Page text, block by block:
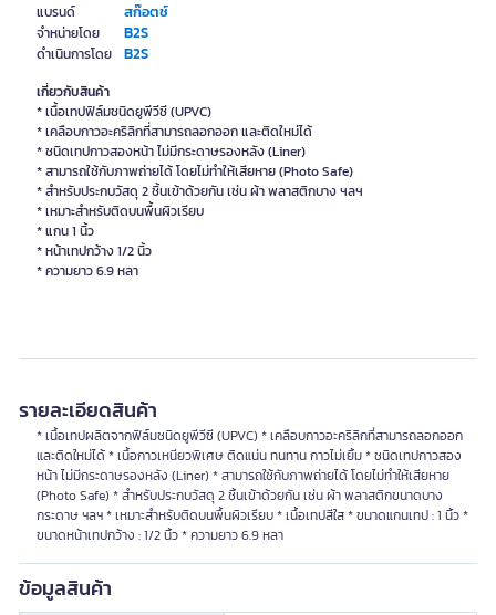
แบรนด์ สก๊อตช์
จำหน่ายโดย B2S
ดำเนินการโดย B2S
เกี่ยวกับสินค้า
* เนื้อเทปฟิล์มชนิดยูพีวีซี (UPVC)
* เคลือบกาวอะคริลิกที่สามารถลอกออก และติดใหม่ได้
* ชนิดเทปกาวสองหน้า ไม่มีกระดาษรองหลัง (Liner)
* สามารถใช้กับภาพถ่ายได้ โดยไม่ทำให้เสียหาย (Photo Safe)
* สำหรับประกบวัสดุ 2 ชิ้นเข้าด้วยกัน เช่น ผ้า พลาสติกบาง ฯลฯ
* เหมาะสำหรับติดบนพื้นผิวเรียบ
* แกน 1 นิ้ว
* หน้าเทปกว้าง 1/2 นิ้ว
รายละเอียดสินค้า
* เนื้อเทปผลิตจากฟิล์มชนิดยูพีวีซี (UPVC) * เคลือบกาวอะคริลิกที่สามารถลอกออก
และติดใหม่ได้ * เนื้อกาวเหนียวพิเศษ ติดแน่น ทนทาน กาวไม่เยิ้ม * ชนิดเทปกาวสอง
หน้า ไม่มีกระดาษรองหลัง (Liner) * สามารถใช้กับภาพถ่ายได้ โดยไม่ทำให้เสียหาย
(Photo Safe) * สำหรับประกบวัสดุ 2 ชิ้นเข้าด้วยกัน เช่น ผ้า พลาสติกขนาดบาง
กระดาษ ฯลฯ * เหมาะสำหรับติดบนพื้นผิวเรียบ * เนื้อเทปสีใส * ขนาดแกนเทป : 1 นิ้ว *
ขนาดหน้าเทปกว้าง : 1/2 นิ้ว * ความยาว 6.9 หลา
ข้อมูลสินค้า